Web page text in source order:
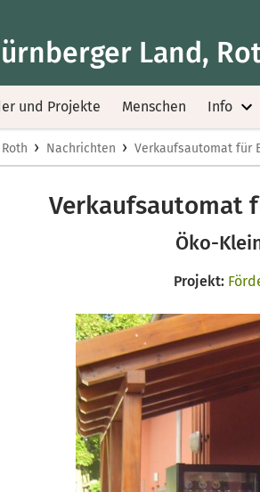
Land,
und Projekte Menschen Info
› Nachrichten › Verkaufsautomat für
Verkaufsautomat
Öko-
Projekt: